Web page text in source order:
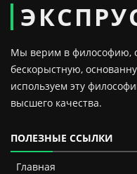
Мы верим в философию,
бескорыстную,
используем эту
высшего качества.
ПОЛЕЗНЫЕ ССЫЛКИ
Главная